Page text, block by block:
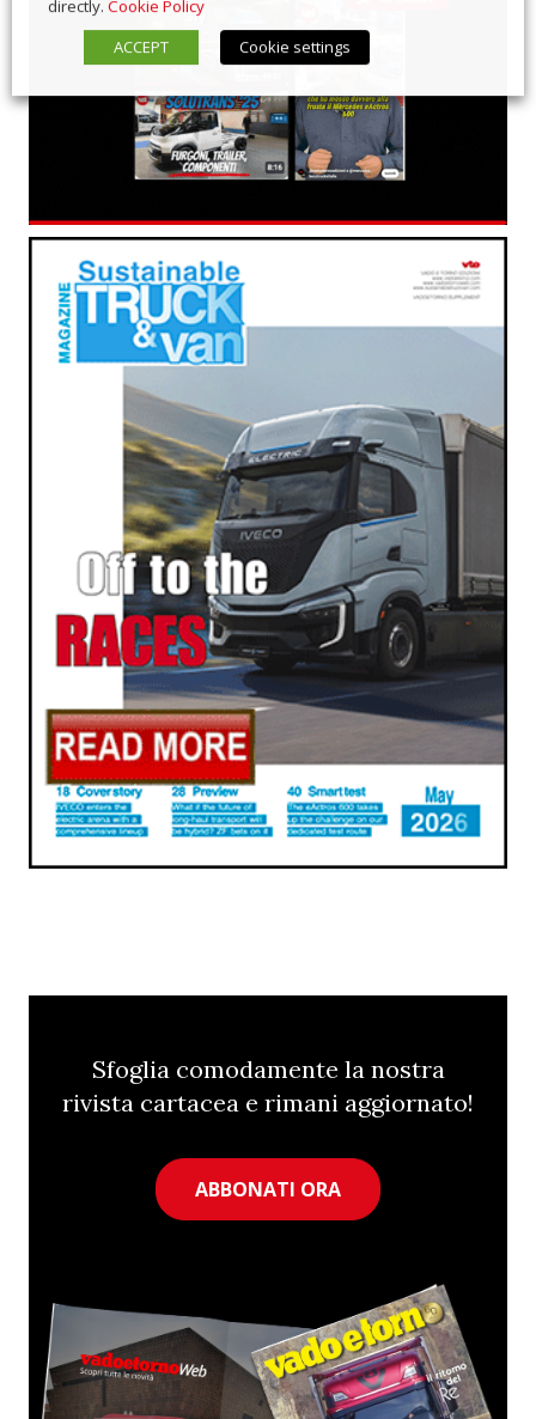
Sfoglia comodamente la nostra
rivista cartacea e rimani aggiornato!
ABBONATI ORA
directly. Cookie Policy
ACCEPT
Cookie settings